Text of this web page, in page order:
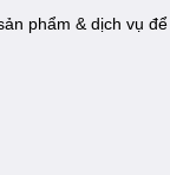
phẩm & dịch vụ